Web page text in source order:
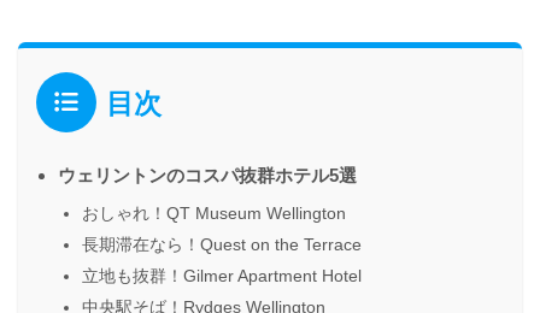
目次
ウェリントンのコスパ抜群ホテル5選
おしゃれ！QT Museum Wellington
長期滞在なら！Quest on the Terrace
立地も抜群！Gilmer Apartment Hotel
中央駅そば！Rydges Wellington